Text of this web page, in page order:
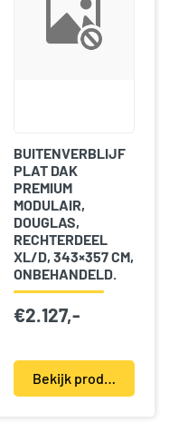
BUITENVERBLIJF
PLAT DAK
PREMIUM
MODULAIR,
DOUGLAS,
RECHTERDEEL
XL/D, 343×357 CM,
ONBEHANDELD.
€2.127,-
Bekijk product(en)